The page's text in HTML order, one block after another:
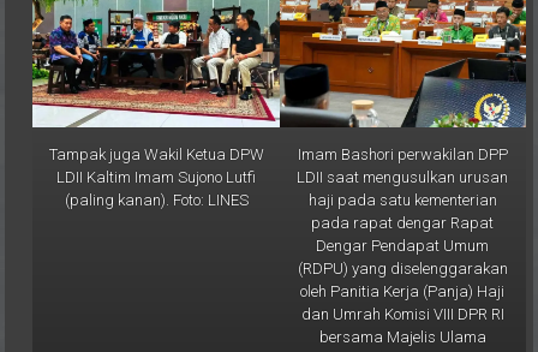
Tampak juga Wakil Ketua DPW
LDII Kaltim Imam Sujono Lutfi
(paling kanan). Foto: LINES
Imam Bashori perwakilan DPP
LDII saat mengusulkan urusan
haji pada satu kementerian
pada rapat dengar Rapat
Dengar Pendapat Umum
(RDPU) yang diselenggarakan
oleh Panitia Kerja (Panja) Haji
dan Umrah Komisi VIII DPR RI
bersama Majelis Ulama
Indonesia (MUI) dan ormas-